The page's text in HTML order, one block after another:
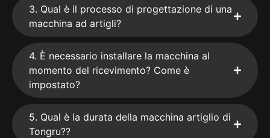
3. Qual è il processo di progettazione di una
macchina ad artigli?
4. È necessario installare la macchina al
momento del ricevimento? Come è
impostato?
5. Qual è la durata della macchina artiglio di
Tongru??